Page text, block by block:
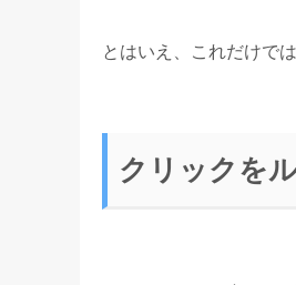
とはいえ、これだけで
クリックを